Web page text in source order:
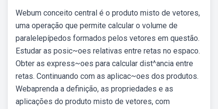
Webum conceito central é o produto misto de vetores,
uma operação que permite calcular o volume de
paralelepípedos formados pelos vetores em questão.
Estudar as posic~oes relativas entre retas no espaco.
Obter as express~oes para calcular dist^ancia entre
retas. Continuando com as aplicac~oes dos produtos.
Webaprenda a definição, as propriedades e as
aplicações do produto misto de vetores, com